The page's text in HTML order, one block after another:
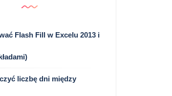
Flash Fill w Excelu 2013 i
liczbę dni między